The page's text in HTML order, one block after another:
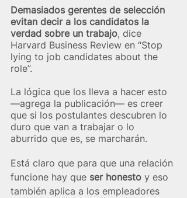
Demasiados gerentes de selección
evitan decir a los candidatos la
verdad sobre un trabajo, dice
Harvard Business Review en “Stop
lying to job candidates about the
role”.
La lógica que los lleva a hacer esto
—agrega la publicación— es creer
que si los postulantes descubren lo
duro que van a trabajar o lo
aburrido que es, se marcharán.
Está claro que para que una relación
funcione hay que ser honesto y eso
también aplica a los empleadores